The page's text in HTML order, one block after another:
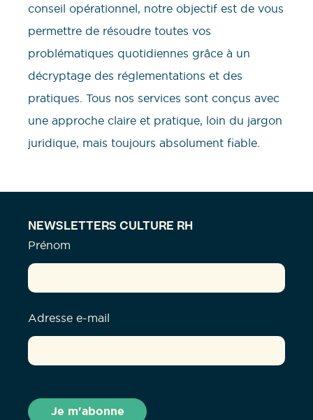
conseil opérationnel, notre objectif est de vous
permettre de résoudre toutes vos
problématiques quotidiennes grâce à un
décryptage des réglementations et des
pratiques. Tous nos services sont conçus avec
une approche claire et pratique, loin du jargon
juridique, mais toujours absolument fiable.
NEWSLETTERS CULTURE RH
Prénom
Adresse e-mail